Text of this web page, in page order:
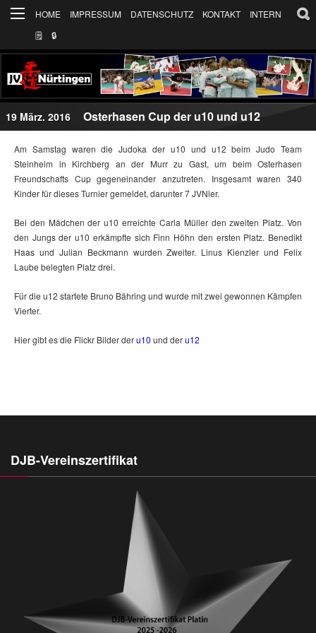
HOME IMPRESSUM DATENSCHUTZ KONTAKT
INTERN
🗒
🔒︎
19 März. 2016 Osterhasen Cup der u10 und u12
Am Samstag waren die Judoka der u10 und u12 beim Judo Team
Steinheim in Kirchberg an der Murr zu Gast, um beim Osterhasen
Freundschafts Cup gegeneinander anzutreten. Insgesamt waren 340
Kinder für dieses Turnier gemeldet, darunter 7 JVNler.
Bei den Mädchen der u10 erreichte Carla Müller den zweiten Platz. Von
den Jungs der u10 erkämpfte sich Finn Höhn den ersten Platz. Benedikt
Haas und Julian Beckmann wurden Zweiter. Linus Kienzler und Felix
Laube belegten Platz drei.
Für die u12 startete Bruno Bähring und wurde mit zwei gewonnen Kämpfen
Vierter.
Hier gibt es die Flickr Bilder deru10 und deru12
DJB-Vereinszertifikat